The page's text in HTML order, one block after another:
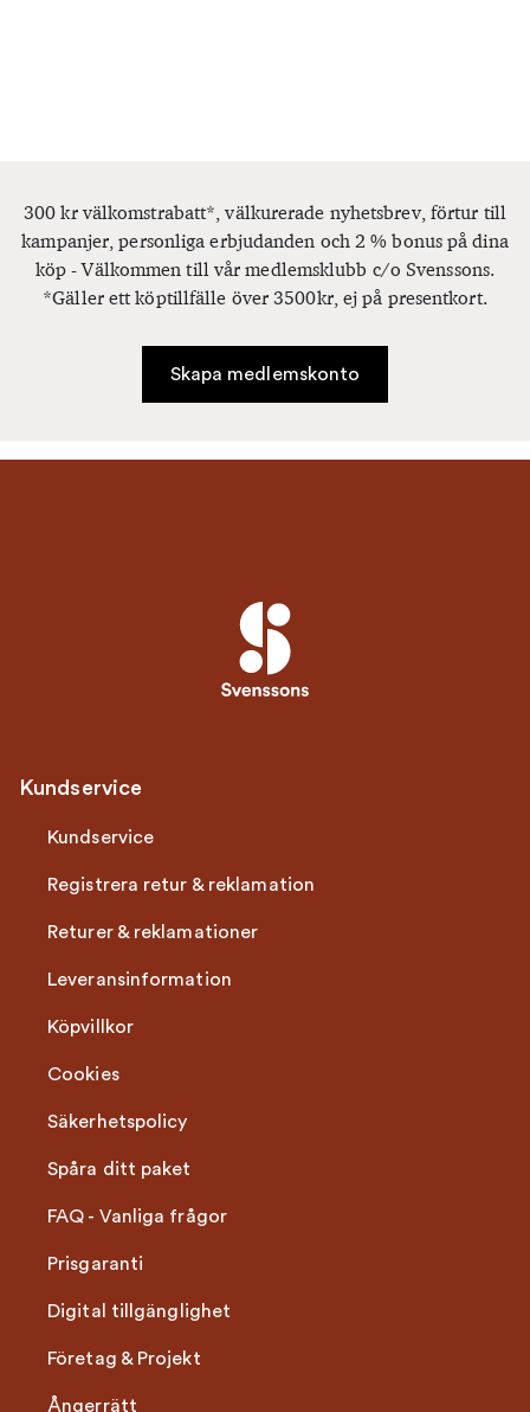
300 kr välkomstrabatt*, välkurerade nyhetsbrev, förtur till
kampanjer, personliga erbjudanden och 2 % bonus på dina
köp - Välkommen till vår medlemsklubb c/o Svenssons.
*Gäller ett köptillfälle över 3500kr, ej på presentkort.
Skapa medlemskonto
Kundservice
Kundservice
Registrera retur & reklamation
Returer & reklamationer
Leveransinformation
Köpvillkor
Cookies
Säkerhetspolicy
Spåra ditt paket
FAQ - Vanliga frågor
Prisgaranti
Digital tillgänglighet
Företag & Projekt
Ångerrätt